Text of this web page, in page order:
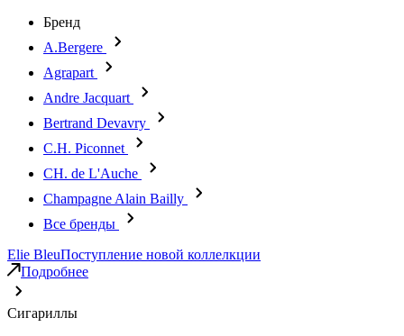
Бренд
A.Bergere
Agrapart
Andre Jacquart
Bertrand Devavry
C.H. Piconnet
CH. de L'Auche
Champagne Alain Bailly
Все бренды
Elie BleuПоступление новой коллелкции
Подробнее
Сигариллы